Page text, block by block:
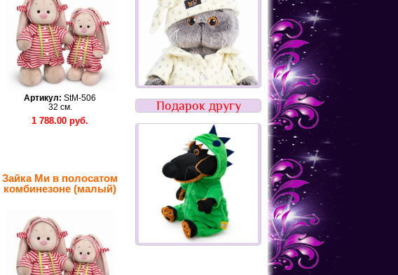
Артикул: StM-506
32 см.
1 788.00 руб.
Зайка Ми в полосатом
комбинезоне (малый)
Подарок другу